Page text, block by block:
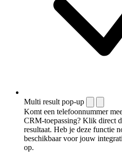
Multi result pop-up
Komt een telefoonnummer
CRM-toepassing? Klik direct
resultaat. Heb je deze functie
beschikbaar voor jouw
op.